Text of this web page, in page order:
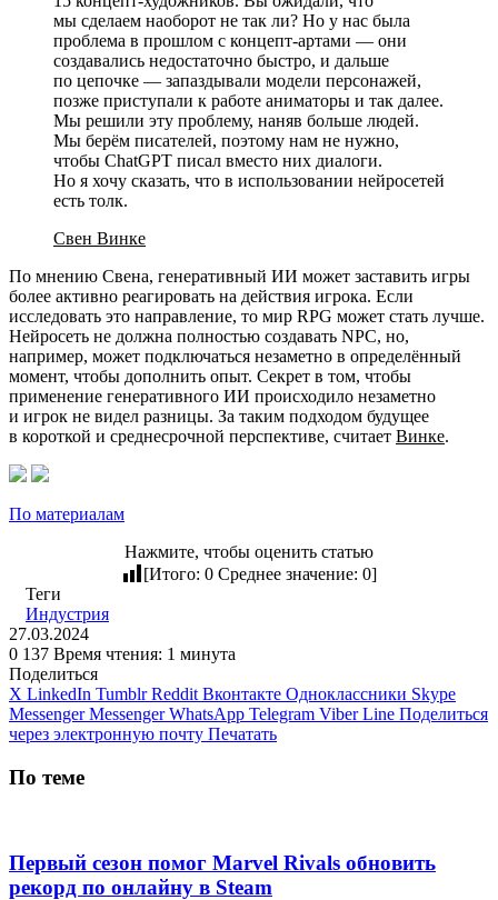
мы сделаем наоборот не так ли? Но у нас была
проблема в прошлом с концепт-артами — они
создавались недостаточно быстро, и дальше
по цепочке — запаздывали модели персонажей,
позже приступали к работе аниматоры и так далее.
Мы решили эту проблему, наняв больше людей.
Мы берём писателей, поэтому нам не нужно,
чтобы ChatGPT писал вместо них диалоги.
Но я хочу сказать, что в использовании нейросетей
есть толк.
Свен Винке
По мнению Свена, генеративный ИИ может заставить игры
более активно реагировать на действия игрока. Если
исследовать это направление, то мир RPG может стать лучше.
Нейросеть не должна полностью создавать NPC, но,
например, может подключаться незаметно в определённый
момент, чтобы дополнить опыт. Секрет в том, чтобы
применение генеративного ИИ происходило незаметно
и игрок не видел разницы. За таким подходом будущее
в короткой и среднесрочной перспективе, считает Винке.
По материалам
Нажмите, чтобы оценить статью
[Итого: 0 Среднее значение: 0]
Теги
Индустрия
27.03.2024
0 137 Время чтения: 1 минута
Поделиться
X LinkedIn Tumblr Reddit Вконтакте Одноклассники Skype
Messenger Messenger WhatsApp Telegram Viber Line Поделиться
через электронную почту Печатать
По теме
Первый сезон помог Marvel Rivals обновить
рекорд по онлайну в Steam